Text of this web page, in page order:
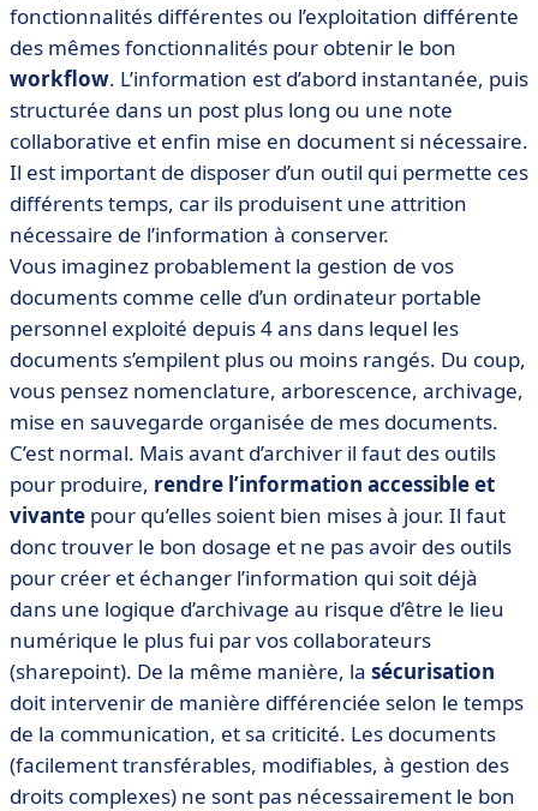
fonctionnalités différentes ou l’exploitation différente
des mêmes fonctionnalités pour obtenir le bon
workflow. L’information est d’abord instantanée, puis
structurée dans un post plus long ou une note
collaborative et enfin mise en document si nécessaire.
Il est important de disposer d’un outil qui permette ces
différents temps, car ils produisent une attrition
nécessaire de l’information à conserver.
Vous imaginez probablement la gestion de vos
documents comme celle d’un ordinateur portable
personnel exploité depuis 4 ans dans lequel les
documents s’empilent plus ou moins rangés. Du coup,
vous pensez nomenclature, arborescence, archivage,
mise en sauvegarde organisée de mes documents.
C’est normal. Mais avant d’archiver il faut des outils
pour produire, rendre l’information accessible et
vivante pour qu’elles soient bien mises à jour. Il faut
donc trouver le bon dosage et ne pas avoir des outils
pour créer et échanger l’information qui soit déjà
dans une logique d’archivage au risque d’être le lieu
numérique le plus fui par vos collaborateurs
(sharepoint). De la même manière, la sécurisation
doit intervenir de manière différenciée selon le temps
de la communication, et sa criticité. Les documents
(facilement transférables, modifiables, à gestion des
droits complexes) ne sont pas nécessairement le bon